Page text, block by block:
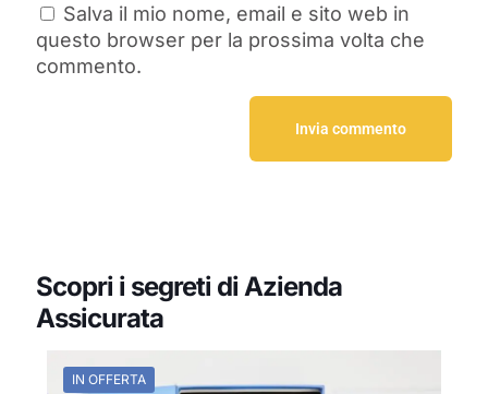
Salva il mio nome, email e sito web in
questo browser per la prossima volta che
commento.
Scopri i segreti di Azienda
Assicurata
IN OFFERTA